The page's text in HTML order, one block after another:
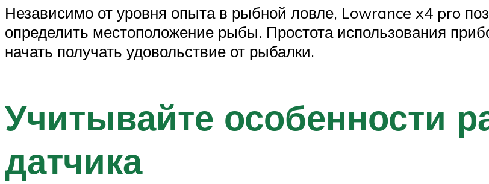
Независимо от уровня опыта в рыбной ловле, Lowrance x4 pro
определить местоположение рыбы. Простота использования
начать получать удовольствие от рыбалки.
Учитывайте особенности
датчика